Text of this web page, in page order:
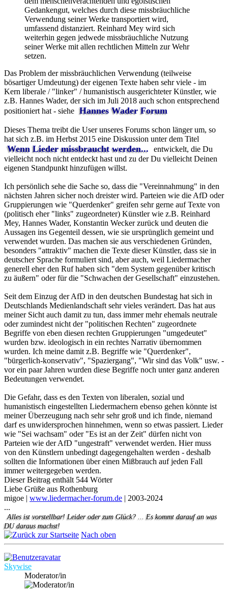
Gedankengut, welches durch diese missbräuchliche
Verwendung seiner Werke transportiert wird,
umfassend distanziert. Reinhard Mey wird sich
weiterhin gegen jedwede missbräuchliche Nutzung
seiner Werke mit allen rechtlichen Mitteln zur Wehr
setzen.
Das Problem der missbräuchlichen Verwendung (teilweise
bösartiger Umdeutung) der eigenen Texte haben sehr viele - im
Kern liberale / "linker" / humanistisch ausgerichteter Künstler, wie
z.B. Hannes Wader, der sich im Juli 2018 auch schon entsprechend
positioniert hat - siehe Hannes Wader Forum
Dieses Thema treibt die User unseres Forums schon länger um, so
hat sich z.B. im Herbst 2015 eine Diskussion unter dem Titel
Wenn Lieder missbraucht werden...
entwickelt, die Du
vielleicht noch nicht entdeckt hast und zu der Du vielleicht Deinen
eigenen Standpunkt hinzufügen willst.
Ich persönlich sehe die Sache so, dass die "Vereinnahmung" in den
nächsten Jahren sicher noch dreister wird. Parteien wie die AfD oder
Gruppierungen wie "Querdenker" greifen sehr gerne auf Texte von
(politisch eher "links" zugeordneter) Künstler wie z.B. Reinhard
Mey, Hannes Wader, Konstantin Wecker zurück und deuten die
Aussagen ins Gegenteil dessen, wie sie ursprünglich gemeint und
verwendet wurden. Das machen sie aus verschiedenen Gründen,
besonders "attraktiv" machen die Texte dieser Künstler, dass sie in
deutscher Sprache formuliert sind, aber auch, weil Liedermacher
generell eher den Ruf haben sich "dem System gegenüber kritisch
zu äußern" oder für die "Schwachen der Gesellschaft" einzustehen.
Seit dem Einzug der AfD in den deutschen Bundestag hat sich in
Deutschlands Medienlandschaft sehr vieles verändert. Das hat aus
meiner Sicht auch damit zu tun, dass immer mehr ehemals neutrale
oder zumindest nicht der "politischen Rechten" zugeordnete
Begriffe von eben diesen rechten Gruppierungen "umgedeutet"
wurden bzw. ideologisch in ein rechtes Narrativ übernommen
wurden. Ich meine damit z.B. Begriffe wie "Querdenker",
"bürgerlich-konservativ", "Spaziergang", "Wir sind das Volk" usw. -
vor ein paar Jahren wurden diese Begriffe noch unter ganz anderen
Bedeutungen verwendet.
Die Gefahr, dass es den Texten von liberalen, sozial und
humanistisch eingestellten Liedermachern ebenso gehen könnte ist
meiner Überzeugung nach sehr sehr groß und ich finde, niemand
darf es unwidersprochen hinnehmen, wenn so etwas passiert. Lieder
wie "Sei wachsam" oder "Es ist an der Zeit" dürfen nicht von
Parteien wie der AfD "ungestraft" verwendet werden. Hier muss
von den Künstlern unbedingt dagegengehalten werden - deshalb
sollten die Informationen über einen Mißbrauch auf jeden Fall
immer weitergegeben werden.
Dieser Beitrag enthält 544 Wörter
Liebe Grüße aus Rothenburg
migoe | www.liedermacher-forum.de | 2003-2024
...
Alles ist vorstellbar! Leider oder zum Glück? ... Es kommt darauf an was
DU daraus machst!
Nach oben
Skywise
Moderator/in